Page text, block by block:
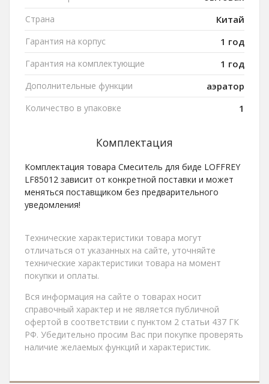
Страна Китай
Гарантия на корпус 1 год
Гарантия на комплектующие 1 год
Дополнительные функции аэратор
Количество в упаковке 1
Комплектация
Комплектация товара Смеситель для биде LOFFREY
LF85012 зависит от конкретной поставки и может
меняться поставщиком без предварительного
уведомления!
Технические характеристики товара могут
отличаться от указанных на сайте, уточняйте
технические характеристики товара на момент
покупки и оплаты.
Вся информация на сайте о товарах носит
справочный характер и не является публичной
офертой в соответствии с пунктом 2 статьи 437 ГК
РФ. Убедительно просим Вас при покупке проверять
наличие желаемых функций и характеристик.